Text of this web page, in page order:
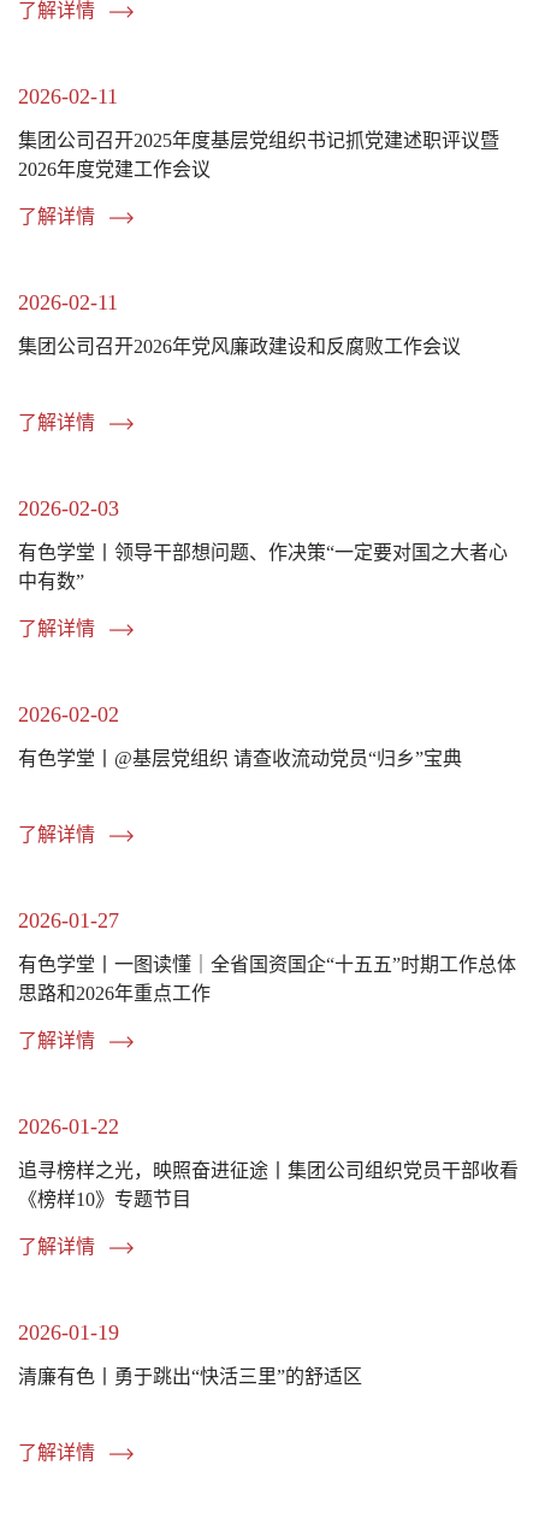
了解详情
2026-02-11
集团公司召开2025年度基层党组织书记抓党建述职评议暨
2026年度党建工作会议
了解详情
2026-02-11
集团公司召开2026年党风廉政建设和反腐败工作会议
了解详情
2026-02-03
有色学堂丨领导干部想问题、作决策“一定要对国之大者心
中有数”
了解详情
2026-02-02
有色学堂丨@基层党组织 请查收流动党员“归乡”宝典
了解详情
2026-01-27
有色学堂丨一图读懂｜全省国资国企“十五五”时期工作总体
思路和2026年重点工作
了解详情
2026-01-22
追寻榜样之光，映照奋进征途丨集团公司组织党员干部收看
《榜样10》专题节目
了解详情
2026-01-19
清廉有色丨勇于跳出“快活三里”的舒适区
了解详情